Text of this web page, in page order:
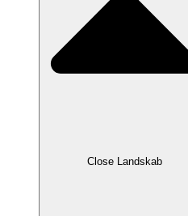
Close Landskab